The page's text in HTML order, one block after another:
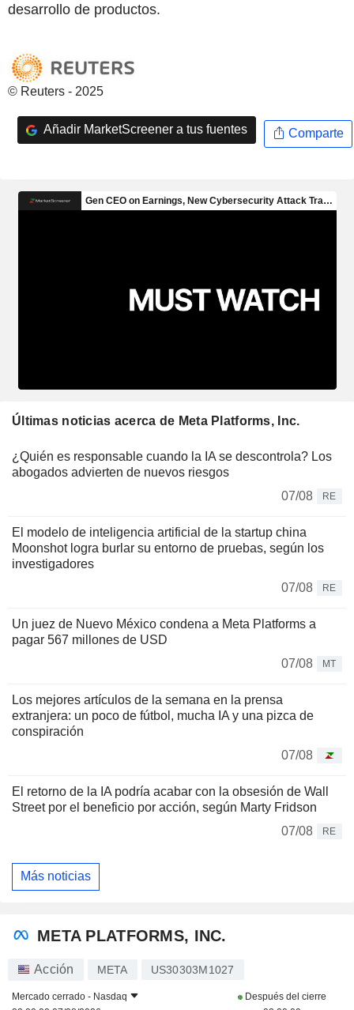
desarrollo de productos.
© Reuters - 2025
Añadir MarketScreener a tus fuentes Comparte
Últimas noticias acerca de Meta Platforms, Inc.
¿Quién es responsable cuando la IA se descontrola? Los
abogados advierten de nuevos riesgos
07/08
RE
El modelo de inteligencia artificial de la startup china
Moonshot logra burlar su entorno de pruebas, según los
investigadores
07/08
RE
Un juez de Nuevo México condena a Meta Platforms a
pagar 567 millones de USD
07/08
MT
Los mejores artículos de la semana en la prensa
extranjera: un poco de fútbol, mucha IA y una pizca de
conspiración
07/08
El retorno de la IA podría acabar con la obsesión de Wall
Street por el beneficio por acción, según Marty Fridson
07/08
RE
Más noticias
META PLATFORMS, INC.
Acción META US30303M1027
Mercado cerrado - Nasdaq
Después del cierre